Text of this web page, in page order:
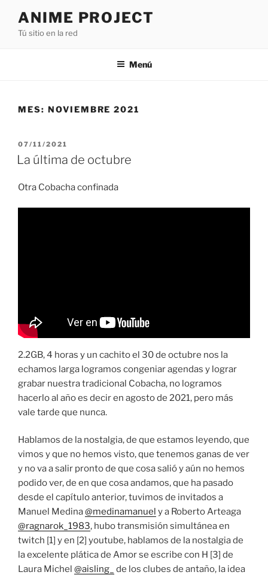
contenido
ANIME PROJECT
Tú sitio en la red
Menú
MES: NOVIEMBRE 2021
PUBLICADO
EL
07/11/2021
La última de octubre
Otra Cobacha confinada
2.2GB, 4 horas y un cachito el 30 de octubre nos la
echamos larga logramos congeniar agendas y lograr
grabar nuestra tradicional Cobacha, no logramos
hacerlo al año es decir en agosto de 2021, pero más
vale tarde que nunca.
Hablamos de la nostalgia, de que estamos leyendo, que
vimos y que no hemos visto, que tenemos ganas de ver
y no va a salir pronto de que cosa salió y aún no hemos
podido ver, de en que cosa andamos, que ha pasado
desde el capítulo anterior, tuvimos de invitados a
Manuel Medina@medinamanuel y a Roberto Arteaga
@ragnarok_1983, hubo transmisión simultánea en
twitch [1] y en [2] youtube, hablamos de la nostalgia de
la excelente plática de Amor se escribe con H [3] de
Laura Michel @aisling_
de los clubes de antaño, la idea